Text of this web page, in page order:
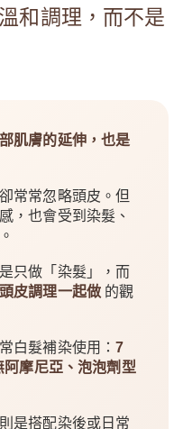
和調理，而不是
肌膚的延伸，也是
常常忽略頭皮。但
，也會受到染髮、
只做「染髮」，而
皮調理一起做 的觀
白髮補染使用：7
摩尼亞、泡泡劑型
是搭配染後或日常